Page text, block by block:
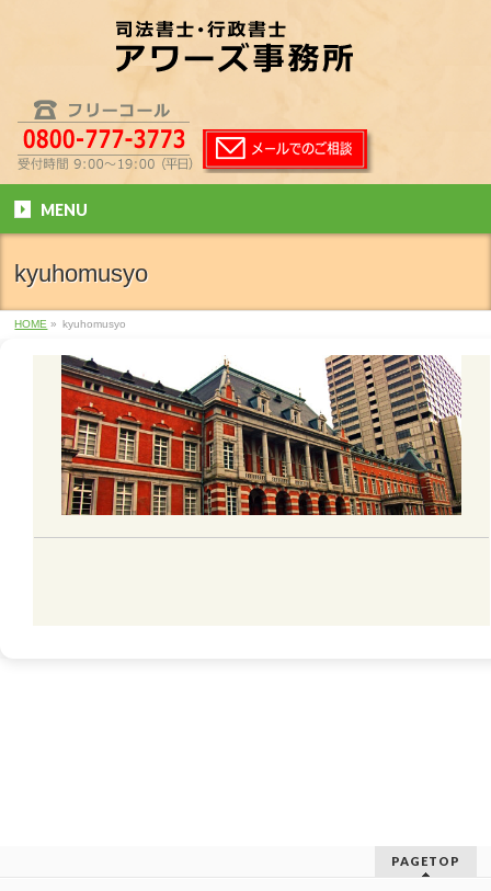
MENU
kyuhomusyo
HOME » kyuhomusyo
PAGETOP